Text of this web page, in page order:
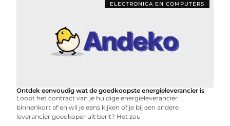
ELECTRONICA EN COMPUTERS
Ontdek eenvoudig wat de goedkoopste energieleverancier is
Loopt het contract van je huidige energieleverancier
binnenkort af en wil je eens kijken of je bij een andere
leverancier goedkoper uit bent? Het zou